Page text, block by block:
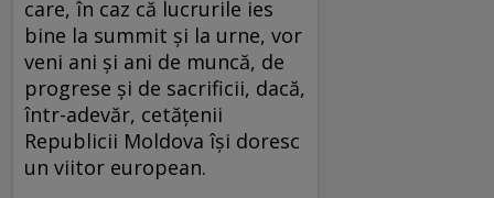
care, în caz că lucrurile ies
bine la summit şi la urne, vor
veni ani şi ani de muncă, de
progrese şi de sacrificii, dacă,
într-adevăr, cetăţenii
Republicii Moldova îşi doresc
un viitor european.